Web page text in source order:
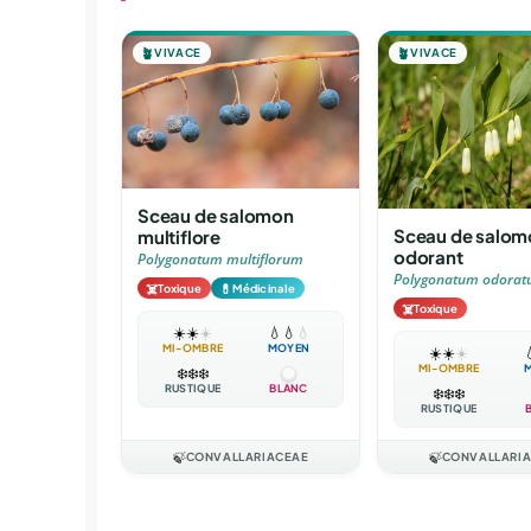
🪴VIVACE
Sceau de salomon
multiflore
Polygonatum multiflorum
☠️Toxique 💊Médicinale
☀️☀️☀️
MI-OMBRE
💧 💧 💧
MOYEN
❄️❄️❄️
RUSTIQUE BLANC
🍃CONVALLARIACEAE
🪴VIVACE
Sceau de
odorant
Polygonatum
☠️Toxique
☀️☀️☀️
MI-OMBRE
❄️❄️❄️
RUSTIQUE
🍃